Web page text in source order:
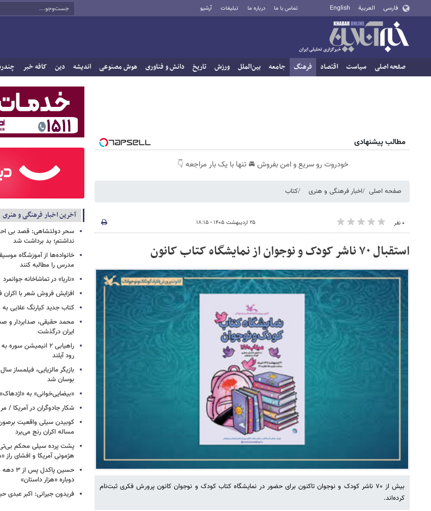
فارسی العربية English تماس با ما درباره ما تبلیغات آرشیو
صفحه اصلی سیاست اقتصاد فرهنگ جامعه بین‌الملل ورزش تاریخ دانش و فناوری هوش مصنوعی اندیشه دین کافه خبر
مطالب پیشنهادی
خودروت رو سریع و امن بفروش 🚘 تنها با یک بار مراجعه 👇
صفحه اصلی اخبار فرهنگی و هنری کتاب
۰ نفر ۲۵ اردیبهشت ۱۴۰۵ - ۱۸:۱۵
استقبال ۷۰ ناشر کودک و نوجوان از نمایشگاه کتاب کانون
بیش از ۷۰ ناشر کودک و نوجوان تاکنون برای حضور در نمایشگاه کتاب کودک و نوجوان کانون پرورش فکری ثبت‌نام
کرده‌اند.
آخرین اخبار فرهنگی و هنری
سحر دولتشاهی: قصد بی
نداشتم؛ بد برداشت شد
خانواده‌ها از آموزشگاه
مدرس را مطالبه کنند
«ناریا» در تماشاخانه جوانمرد
افزایش فروش شعر با اکران
کتاب جدید کیارنگ علایی
محمد حقیقی، صدابردار و
ایران درگذشت
راهیابی ۲ انیمیشن
رود آیلند
بازیگر مالزیایی، فیلمساز
بوسان شد
«بیضایی‌خوانی» به
شکار جادوگران در آمریکا /
کوبیدن سیلی واقعیت
مساله اکران رنج می‌برد
پشت پرده سیلی محکم
هژمونی آمریکا و افشای راز
حسین
دوباره «هزار داستان»
فریدون جیرانی: اکبر عبدی